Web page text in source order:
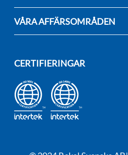
VÅRA AFFÄRSOMRÅDEN
CERTIFIERINGAR